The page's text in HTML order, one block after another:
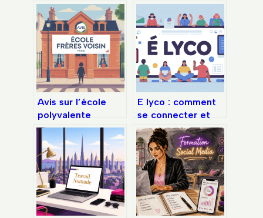
Avis sur l’école
polyvalente
publique frères
voisin à paris : ce
qu’il faut vraiment
savoir
E lyco : comment
se connecter et
bien utiliser l’ent
au quotidien